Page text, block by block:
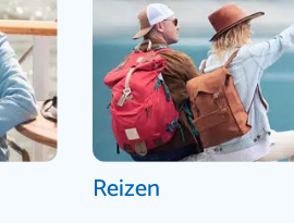
Reizen